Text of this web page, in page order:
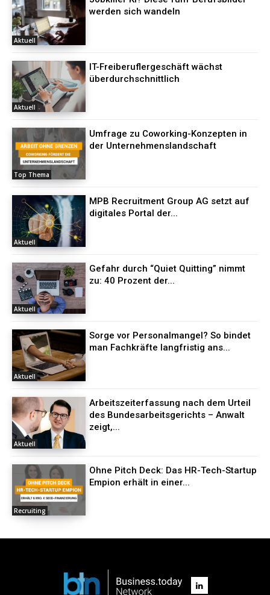
Aktuell
werden sich wandeln
Aktuell
IT-Freiberuflergeschäft wächst
überdurchschnittlich
Top Thema
Umfrage zu Coworking-Konzepten in
der Unternehmenslandschaft
Aktuell
MPB Recruitment Group AG setzt auf
digitales Portal der...
Aktuell
Gefahr durch “Quiet Quitting” nimmt
zu: 40 Prozent der...
Aktuell
Sorge vor Personalmangel? So bindet
man Fachkräfte langfristig ans...
Aktuell
Arbeitszeiterfassung nach dem Urteil
des Bundesarbeitsgerichts – Anwalt
zeigt,...
Recruiting
Ohne Pitch Deck: Das HR-Tech-Startup
Empion erhält in einer...